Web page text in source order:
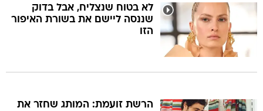
לא בטוח שנצליח, אבל בדוק
שננסה ליישם את בשורת האיפור
הזו
הרשת זועמת: המותג שחזר את